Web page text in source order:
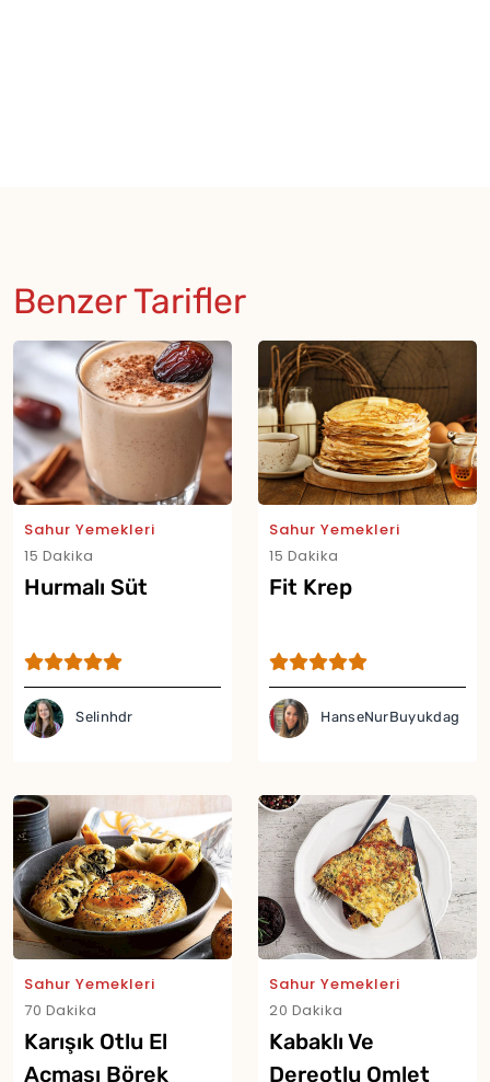
Benzer Tarifler
Sahur Yemekleri
15 Dakika
Hurmalı Süt
Selinhdr
Sahur Yemekleri
15 Dakika
Fit Krep
HanseNurBuyukdag
Sahur Yemekleri
70 Dakika
Karışık Otlu El
Açması Börek
Sahur Yemekleri
20 Dakika
Kabaklı Ve
Dereotlu Omlet